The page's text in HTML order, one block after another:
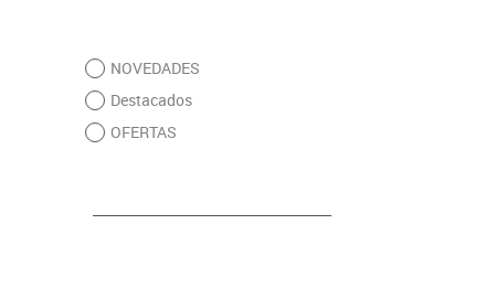
NOVEDADES
Destacados
OFERTAS